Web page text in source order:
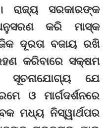
ରାଜ୍ୟ ସରକାରଙ୍କ
କରି ମାସ୍କ
ଦୂରତା ବଜାୟ ରଖି
କରିବାରେ ସକ୍ଷମ
ସୂଚନାଯୋଗ୍ୟ ଯେ
ଓ ମାର୍ଗଦର୍ଶନରେ
ମଧ୍ୟ ନିସ୍ୱାର୍ଥପର